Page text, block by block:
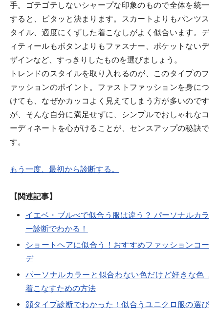
手。ゴテゴテしないシャープな印象のもので全体を統一
すると、ピタッと決まります。スカートよりもパンツス
タイル、適度にくずした着こなしがよく似合います。デ
ィティールもボタンよりもファスナー、ポケットないデ
ザインなど、すっきりしたものを選びましょう。
トレンドのスタイルを取り入れるのが、このタイプのフ
ァッションのポイント。ファストファッションを身につ
けても、なぜかカッコよく見えてしまう方が多いのです
が、そんな自分に満足せずに、シンプルでおしゃれなコ
ーディネートを心がけることが、センスアップの秘訣で
す。
もう一度、最初から診断する。
【関連記事】
イエベ・ブルべで似合う服は違う？ パーソナルカラ
ー診断でわかる！
ショートヘアに似合う！おすすめファッションコー
デ
パーソナルカラーと似合わない色だけど好きな色…
着こなすための方法
顔タイプ診断でわかった！似合うユニクロ服の選び